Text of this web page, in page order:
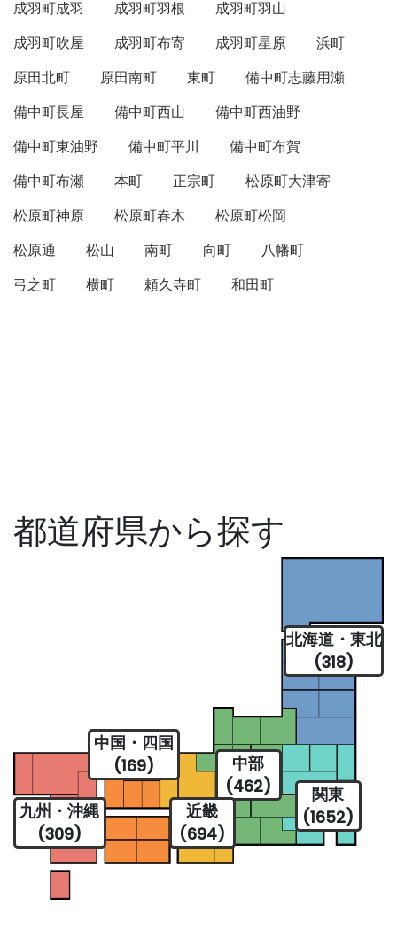
成羽町成羽 成羽町羽根
成羽町羽山
成羽町吹屋
成羽町布寄 成羽町星原
浜町
原田北町
原田南町 東町
備中町志藤用瀬
備中町長屋
備中町西山
備中町西油野
備中町東油野
備中町平川
備中町布賀
備中町布瀬
本町 正宗町
松原町大津寄
松原町神原
松原町春木
松原町松岡
松原通
松山 南町 向町
八幡町
弓之町
横町 頼久寺町 和田町
都道府県から探す
北海道・東北
(318)
関東
(1652)
中部
(462)
近畿
(694)
中国・四国
(169)
九州・沖縄
(309)